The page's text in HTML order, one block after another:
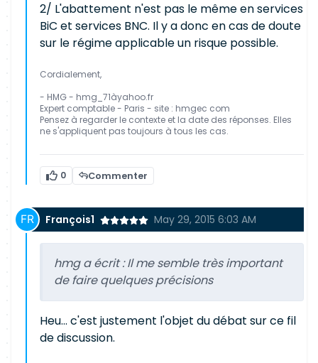
2/ L'abattement n'est pas le même en services
BiC et services BNC. Il y a donc en cas de doute
sur le régime applicable un risque possible.
Cordialement,
- HMG - hmg_71àyahoo.fr
Expert comptable - Paris - site : hmgec com
Pensez à regarder le contexte et la date des réponses. Elles
ne s'appliquent pas toujours à tous les cas.
0 Commenter
François1 May 29, 2015 6:03 AM
hmg a écrit :Il me semble très important
de faire quelques précisions
Heu... c'est justement l'objet du débat sur ce fil
de discussion.